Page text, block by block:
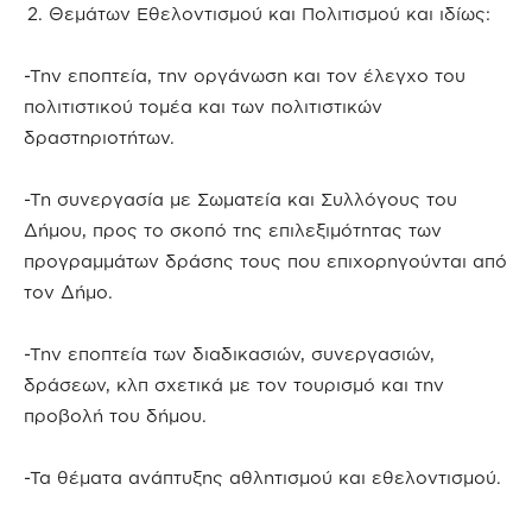
Θεμάτων Εθελοντισμού και Πολιτισμού και ιδίως:
-Την εποπτεία, την οργάνωση και τον έλεγχο του
πολιτιστικού τομέα και των πολιτιστικών
δραστηριοτήτων.
-Τη συνεργασία με Σωματεία και Συλλόγους του
Δήμου, προς το σκοπό της επιλεξιμότητας των
προγραμμάτων δράσης τους που επιχορηγούνται από
τον Δήμο.
-Την εποπτεία των διαδικασιών, συνεργασιών,
δράσεων, κλπ σχετικά με τον τουρισμό και την
προβολή του δήμου.
-Τα θέματα ανάπτυξης αθλητισμού και εθελοντισμού.